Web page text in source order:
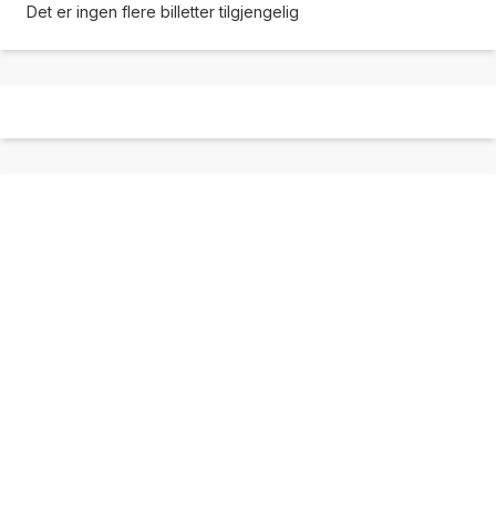
Det er ingen flere billetter tilgjengelig